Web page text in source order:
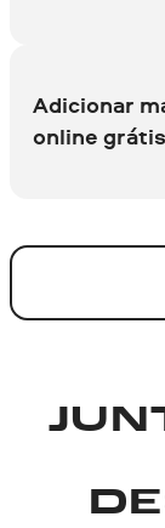
Adicionar
online grátis